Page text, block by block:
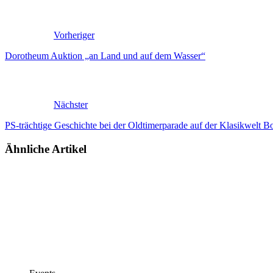
Vorheriger
Dorotheum Auktion „an Land und auf dem Wasser“
Nächster
PS-trächtige Geschichte bei der Oldtimerparade auf der Klasikwelt
Ähnliche Artikel